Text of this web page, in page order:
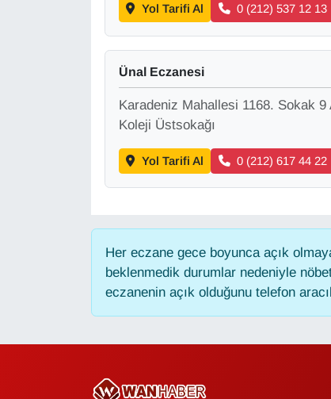
Yol Tarifi Al 0 (212) 537 12 13
Ünal Eczanesi
Karadeniz Mahallesi 1168. Sokak 9
Koleji Üstsokağı
Yol Tarifi Al 0 (212) 617 44 22
Her eczane gece boyunca açık
beklenmedik durumlar nedeniyle
eczanenin açık olduğunu telefon
Kültür & Sanat
ONE EKONOMİ
Resmi İlanlar
RÖPORTAJ